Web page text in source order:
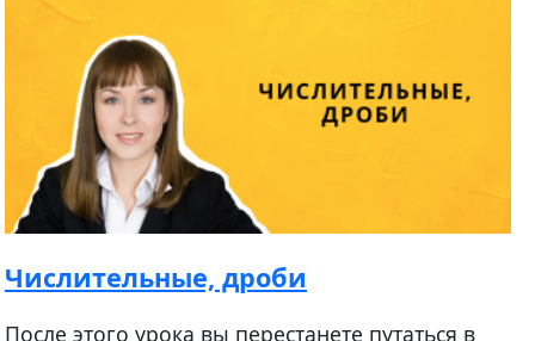
Числительные, дроби
После этого урока вы перестанете путаться в